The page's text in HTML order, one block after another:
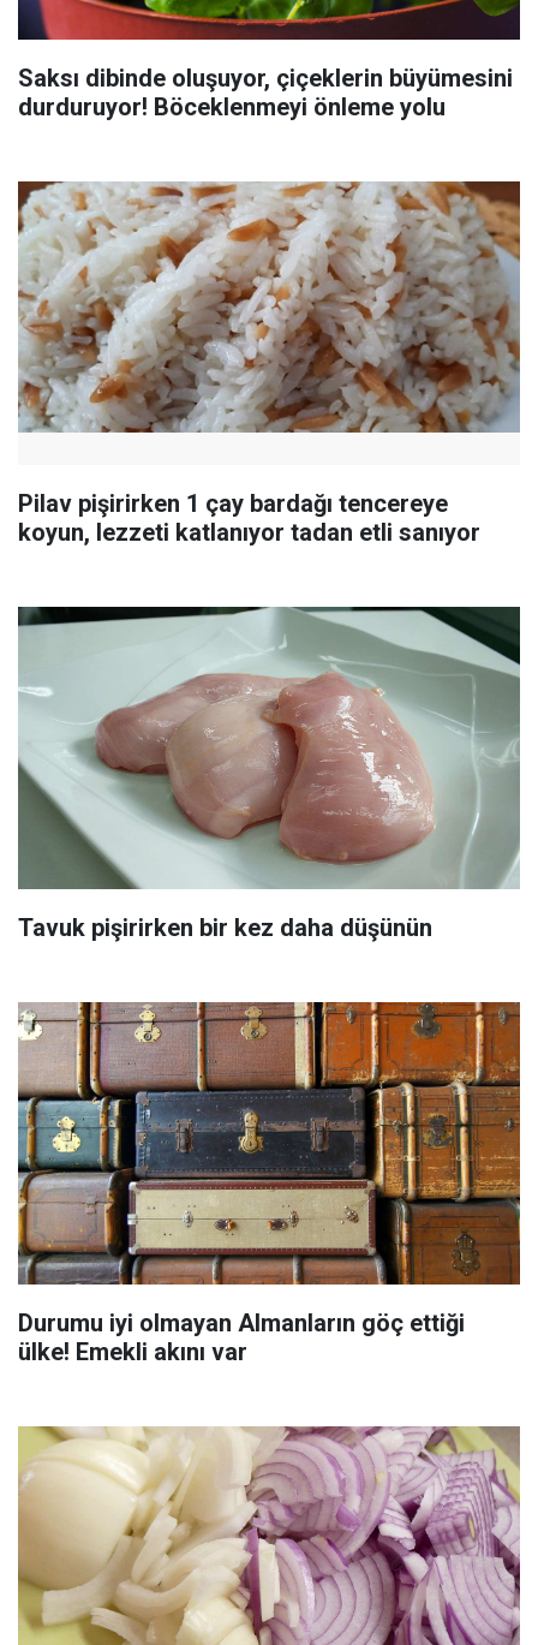
Saksı dibinde oluşuyor, çiçeklerin büyümesini
durduruyor! Böceklenmeyi önleme yolu
Pilav pişirirken 1 çay bardağı tencereye
koyun, lezzeti katlanıyor tadan etli sanıyor
Tavuk pişirirken bir kez daha düşünün
Durumu iyi olmayan Almanların göç ettiği
ülke! Emekli akını var